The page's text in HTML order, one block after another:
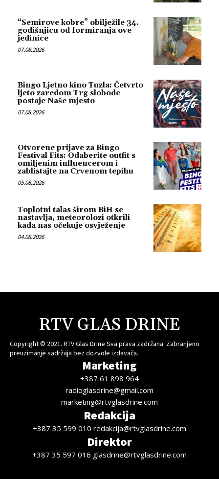
“Semirove kobre” obilježile 34.
godišnjicu od formiranja ove
jedinice
07.08.2026
Bingo Ljetno kino Tuzla: Četvrto
ljeto zaredom Trg slobode
postaje Naše mjesto
07.08.2026
Otvorene prijave za Bingo
Festival Fits: Odaberite outfit s
omiljenim influencerom i
zablistajte na Crvenom tepihu
05.08.2026
Toplotni talas širom BiH se
nastavlja, meteorolozi otkrili
kada nas očekuje osvježenje
04.08.2026
RTV GLAS DRINE
Copyright © 2021. RTV Glas Drine Sva prava zadržana. Zabranjeno
preuzimanje sadržaja bez dozvole izdavača.
Marketing
+387 61 898 964
radioglasdrine@gmail.com
marketing@rtvglasdrine.com
Redakcija
+387 35 599 010 redakcija@rtvglasdrine.com
Direktor
+387 35 597 016 glasdrine@rtvglasdrine.com